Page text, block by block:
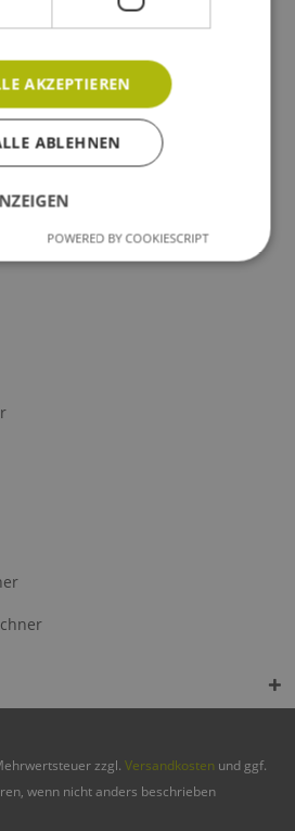
zzgl. Versandkosten und ggf.
wenn nicht anders beschrieben
AKZEPTIEREN
ABLEHNEN
POWERED BY COOKIESCRIPT